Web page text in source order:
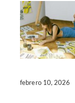
febrero 10, 2026